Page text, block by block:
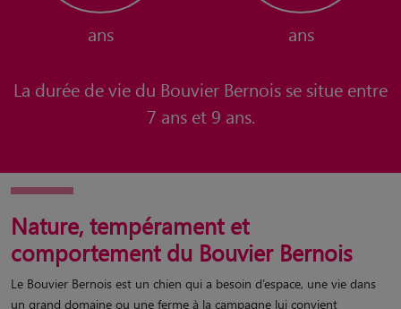
ans ans
La durée de vie du Bouvier Bernois se situe entre
7 ans et 9 ans.
Nature, tempérament et
comportement du Bouvier Bernois
Le Bouvier Bernois est un chien qui a besoin d’espace, une vie dans
un grand domaine ou une ferme à la campagne lui convient